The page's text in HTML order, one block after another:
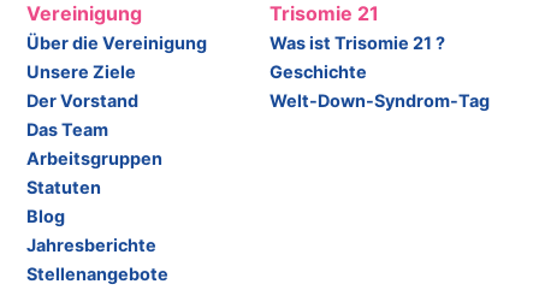
Vereinigung
Über die Vereinigung
Unsere Ziele
Der Vorstand
Das Team
Arbeitsgruppen
Statuten
Blog
Jahresberichte
Stellenangebote
Trisomie 21
Was ist Trisomie 21 ?
Geschichte
Welt-Down-Syndrom-Tag